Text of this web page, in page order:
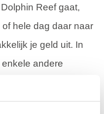
Reef gaat,
hele dag daar naar
je geld uit. In
andere
daar ben ik zelf niet
observatorium